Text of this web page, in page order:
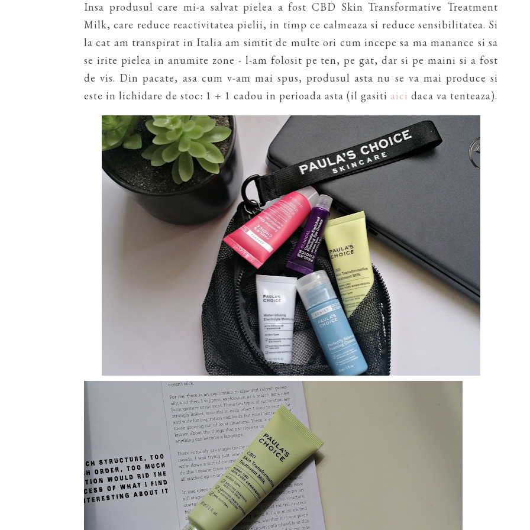
Insa produsul care mi-a salvat pielea a fost CBD Skin Transformative Treatment
Milk, care reduce reactivitatea pielii, in timp ce calmeaza si reduce sensibilitatea. Si
la cat am transpirat in Italia am simtit de multe ori cum incepe sa ma manance si sa
se irite pielea in anumite zone - l-am folosit pe ten, pe gat, dar si pe maini si a fost
de vis. Din pacate, asa cum v-am mai spus, produsul asta nu se va mai produce si
este in lichidare de stoc: 1 + 1 cadou in perioada asta (il gasiti aici daca va tenteaza).